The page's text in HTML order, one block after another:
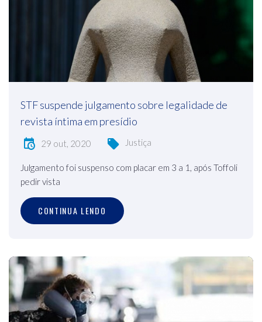
STF suspende julgamento sobre legalidade de
revista íntima em presídio
29 out, 2020 Justiça
Julgamento foi suspenso com placar em 3 a 1, após Toffoli
pedir vista
CONTINUA LENDO